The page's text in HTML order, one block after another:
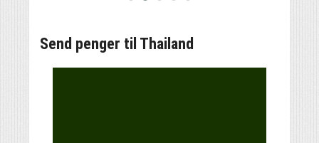
Send penger til Thailand